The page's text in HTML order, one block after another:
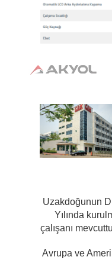
Uzakdoğunun
Yılında
çalışanı
Avrupa ve